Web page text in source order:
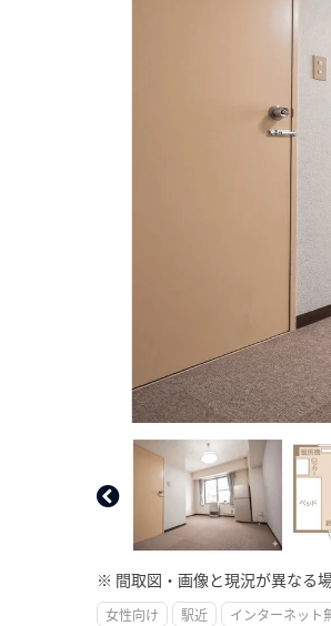
※ 間取図・画像と現況が異なる
女性向け 駅近 インターネット